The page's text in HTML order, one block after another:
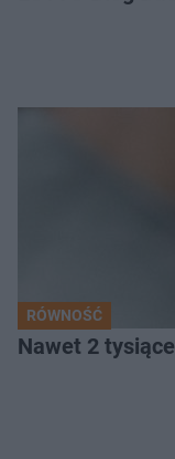
RÓWNOŚĆ
Nawet 2